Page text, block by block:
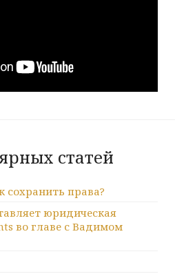
статей
сохранить права?
юридическая
во главе с Вадимом